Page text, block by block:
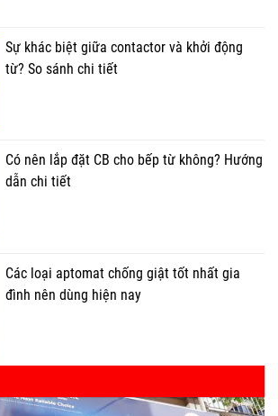
Sự khác biệt giữa contactor và khởi động
từ? So sánh chi tiết
Có nên lắp đặt CB cho bếp từ không? Hướng
dẫn chi tiết
Các loại aptomat chống giật tốt nhất gia
đình nên dùng hiện nay